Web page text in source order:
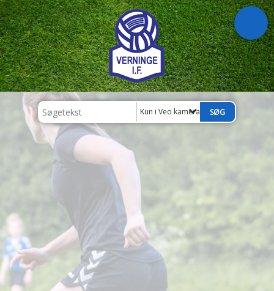
Kun i Veo kamera - regler